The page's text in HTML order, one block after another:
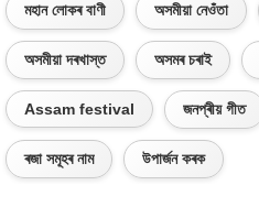
মহান লোকৰ বাণী অসমীয়া নেওঁতা
অসমীয়া দৰখাস্ত অসমৰ চৰাই
Assam festival জনপ্ৰীয় গীত
ৰজা সমূহৰ নাম উপাৰ্জন কৰক